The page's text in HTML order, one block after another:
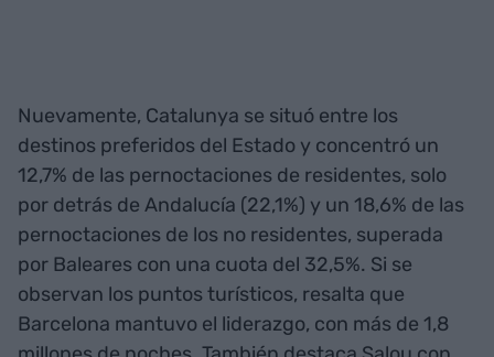
Nuevamente, Catalunya se situó entre los
destinos preferidos del Estado y concentró un
12,7% de las pernoctaciones de residentes, solo
por detrás de Andalucía (22,1%) y un 18,6% de las
pernoctaciones de los no residentes, superada
por Baleares con una cuota del 32,5%. Si se
observan los puntos turísticos, resalta que
Barcelona mantuvo el liderazgo, con más de 1,8